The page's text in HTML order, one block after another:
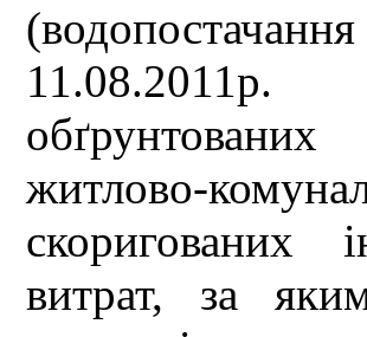
11.08.2011р.
житлово-
скоригованих
витрат, за